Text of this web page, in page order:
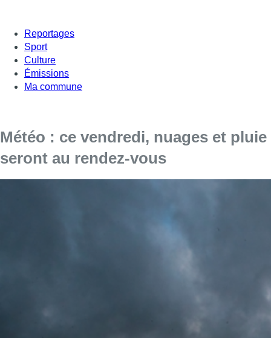
Reportages
Sport
Culture
Émissions
Ma commune
Météo : ce vendredi, nuages et pluie
seront au rendez-vous